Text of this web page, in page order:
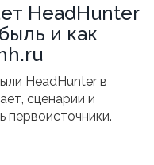
HeadHunter
и как
HeadHunter в
сценарии и
первоисточники.